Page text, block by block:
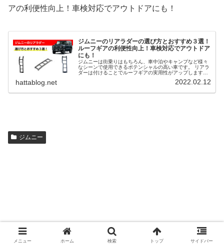
アの利便性向上！車検対応でアウトドアにも！
ジムニーのリアラダーの選び方とおすすめ３選！
ルーフギアの利便性向上！車検対応でアウトドア
にも！
ジムニーは街乗りはもちろん、車中泊やキャンプなど様々
なシーンで使用できるポテンシャルの高い車です。 リアラ
ダーは付けることでルーフギアの実用性がアップします。
のアクセスが向上します。 そこで、ジムニーのリアラダー
hattablog.net 2022.02.12
ジムニー
メニュー ホーム 検索 トップ サイドバー